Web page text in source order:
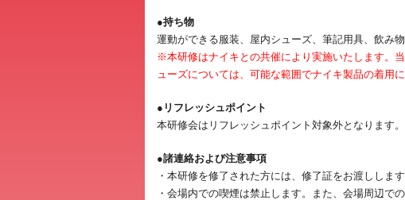
●持ち物
運動ができる服装、屋内シューズ、筆記用具、飲み物
※本研修はナイキとの共催により実施いたします。
ューズについては、可能な範囲でナイキ製品の着用
●リフレッシュポイント
本研修会はリフレッシュポイント対象外となります。
●諸連絡および注意事項
・本研修を修了された方には、修了証をお渡しします
・会場内での喫煙は禁止します。また、会場周辺で